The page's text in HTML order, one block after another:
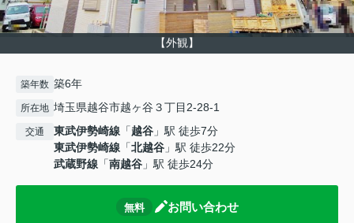
【外観】
築年数 築6年
所在地 埼玉県越谷市越ヶ谷３丁目2-28-1
交通 東武伊勢崎線 「越谷 」駅 徒歩7分
東武伊勢崎線 「北越谷 」駅 徒歩22分
武蔵野線 「南越谷 」駅 徒歩24分
無料 お問い合わせ